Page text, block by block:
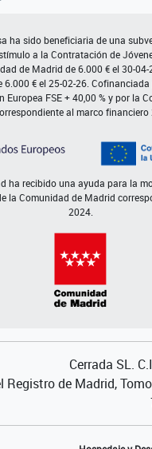
ha sido beneficiaria de una
a la Contratación de
de Madrid de 6.000 € el 30-04-
6.000 € el 25-02-26.
Europea FSE + 40,00 % y por la
al marco financiero
ha recibido una ayuda para la
la Comunidad de Madrid
2024.
Cerrada SL.
Registro de Madrid,